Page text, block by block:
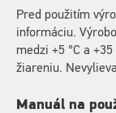
Pred použitím
informáciu.
medzi +5 °C a
žiareniu.
Manuál na